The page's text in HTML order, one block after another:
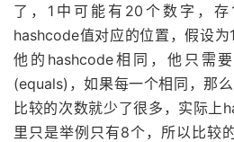
了，1中可能有20个数字，
hashcode值对应的位置，假设
他的hashcode相同，他只需
(equals)，如果每一个相同，那
比较的次数就少了很多，实际上
里只是举例只有8个，所以比较